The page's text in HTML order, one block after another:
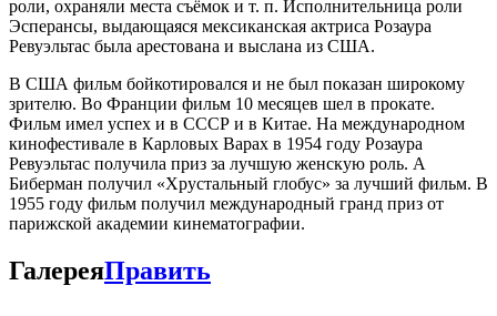
роли, охраняли места съёмок и т. п. Исполнительница роли
Эсперансы, выдающаяся мексиканская актриса Розаура
Ревуэльтас была арестована и выслана из США.
В США фильм бойкотировался и не был показан широкому
зрителю. Во Франции фильм 10 месяцев шел в прокате.
Фильм имел успех и в СССР и в Китае. На международном
кинофестивале в Карловых Варах в 1954 году Розаура
Ревуэльтас получила приз за лучшую женскую роль. А
Биберман получил «Хрустальный глобус» за лучший фильм. В
1955 году фильм получил международный гранд приз от
парижской академии кинематографии.
ГалереяПравить